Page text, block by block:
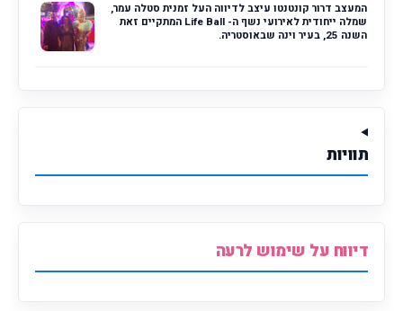
המעצב דרור קונטנטו עיצב לדיווה העל זמנית סטלה עמר,
שמלה ייחודית לאירועי נשף ה- Life Ball המתקיים זאת
השנה 25, בעיר וינה שבאוסטריה.
תוויות
דיווח על שימוש לרעה